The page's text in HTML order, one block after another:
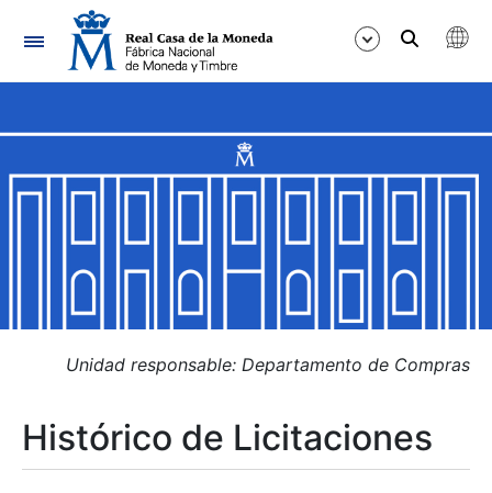
Navegación
Mostrar/Ocultar
Mostrar/Ocultar
Mostrar/Ocultar
Mostrar/Ocultar
Unidad responsable: Departamento de Compras
Histórico de Licitaciones